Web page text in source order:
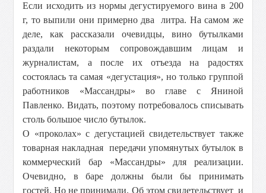
Если исходить из нормы дегустируемого вина в 200
г, то выпили они примерно два литра. На самом же
деле, как рассказали очевидцы, вино бутылками
раздали некоторым сопровождавшим лицам и
журналистам, а после их отъезда на радостях
состоялась та самая «дегустация», но только группой
работников «Массандры» во главе с Яниной
Павленко. Видать, поэтому потребовалось списывать
столь большое число бутылок.
О «проколах» с дегустацией свидетельствует также
товарная накладная передачи упомянутых бутылок в
коммерческий бар «Массандры» для реализации.
Очевидно, в баре должны были бы принимать
гостей. Но не принимали. Об этом свидетельствует и